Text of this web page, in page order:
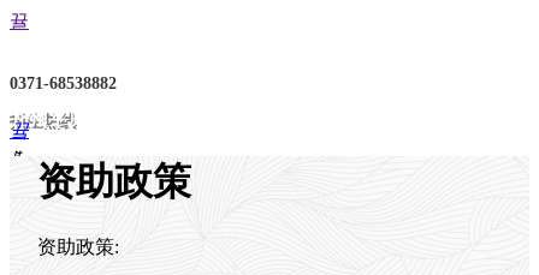
뀰
0371-68538882
招生热线
郑州平原邮电中等专业学
校
끀
ꁲ
首
学
资助政策
资助政策: